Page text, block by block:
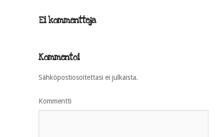
Ei kommentteja
Kommentoi
Sähköpostiosoitettasi ei julkaista.
Kommentti